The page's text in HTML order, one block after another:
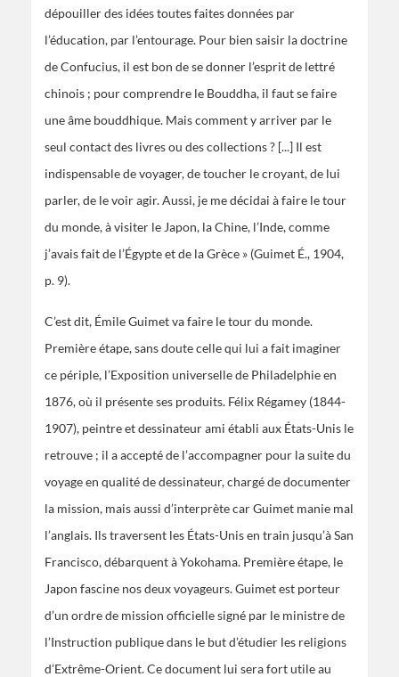
dépouiller des idées toutes faites données par
l’éducation, par l’entourage. Pour bien saisir la doctrine
de Confucius, il est bon de se donner l’esprit de lettré
chinois ; pour comprendre le Bouddha, il faut se faire
une âme bouddhique. Mais comment y arriver par le
seul contact des livres ou des collections ? [...] Il est
indispensable de voyager, de toucher le croyant, de lui
parler, de le voir agir. Aussi, je me décidai à faire le tour
du monde, à visiter le Japon, la Chine, l’Inde, comme
j’avais fait de l’Égypte et de la Grèce » (Guimet É., 1904,
p. 9).
C’est dit, Émile Guimet va faire le tour du monde.
Première étape, sans doute celle qui lui a fait imaginer
ce périple, l’Exposition universelle de Philadelphie en
1876, où il présente ses produits. Félix Régamey (1844-
1907), peintre et dessinateur ami établi aux États-Unis le
retrouve ; il a accepté de l’accompagner pour la suite du
voyage en qualité de dessinateur, chargé de documenter
la mission, mais aussi d’interprète car Guimet manie mal
l’anglais. Ils traversent les États-Unis en train jusqu’à San
Francisco, débarquent à Yokohama. Première étape, le
Japon fascine nos deux voyageurs. Guimet est porteur
d’un ordre de mission officielle signé par le ministre de
l’Instruction publique dans le but d’étudier les religions
d’Extrême-Orient. Ce document lui sera fort utile au